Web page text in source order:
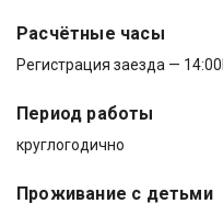
Расчётные часы
Регистрация заезда — 14:00
Период работы
круглогодично
Проживание с детьми